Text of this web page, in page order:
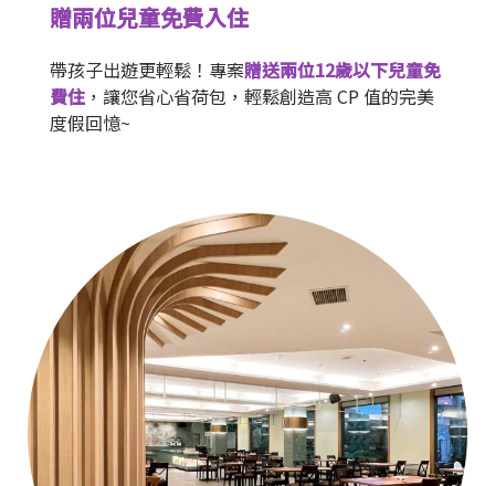
贈兩位兒童免費入住
帶孩子出遊更輕鬆！專案贈送兩位12歲以下兒童免
費住 ，讓您省心省荷包，輕鬆創造高 CP 值的完美
度假回憶~